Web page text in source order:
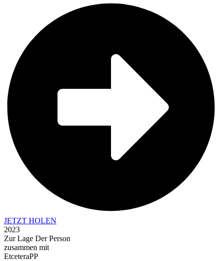
JETZT HOLEN
2023
Zur Lage Der Person
zusammen mit
EtceteraPP